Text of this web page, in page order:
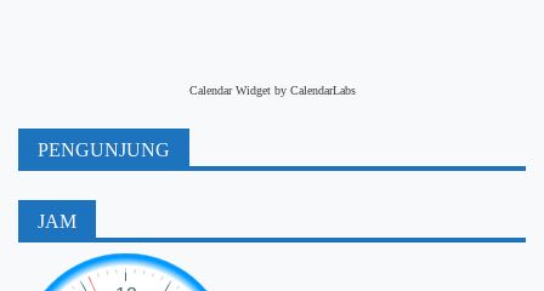
Calendar Widget by CalendarLabs
PENGUNJUNG
JAM